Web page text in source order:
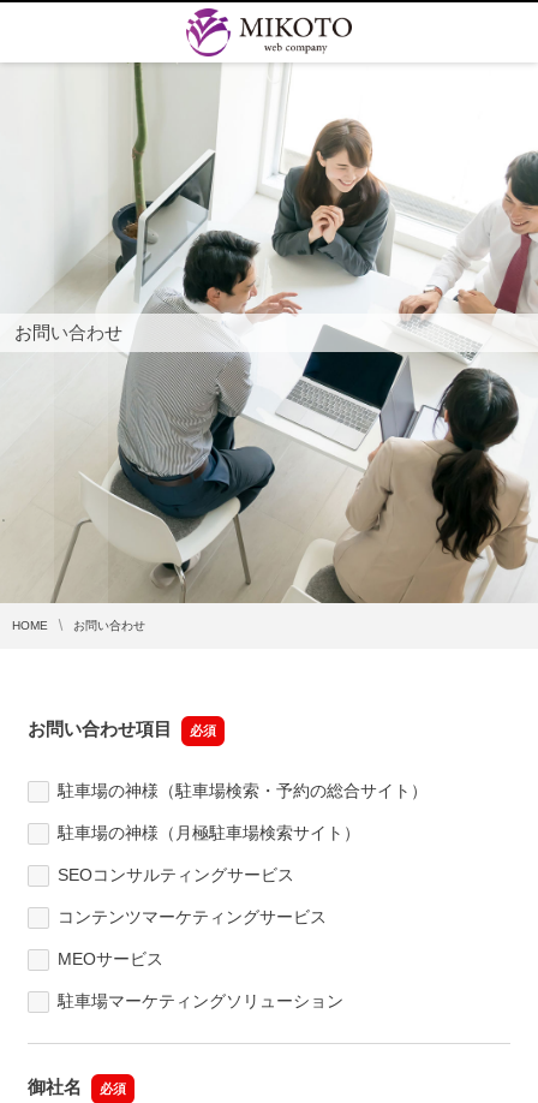
お問い合わせ
HOME お問い合わせ
お問い合わせ項目 必須
駐車場の神様（駐車場検索・予約の総合サイト）
駐車場の神様（月極駐車場検索サイト）
SEOコンサルティングサービス
コンテンツマーケティングサービス
MEOサービス
駐車場マーケティングソリューション
御社名 必須